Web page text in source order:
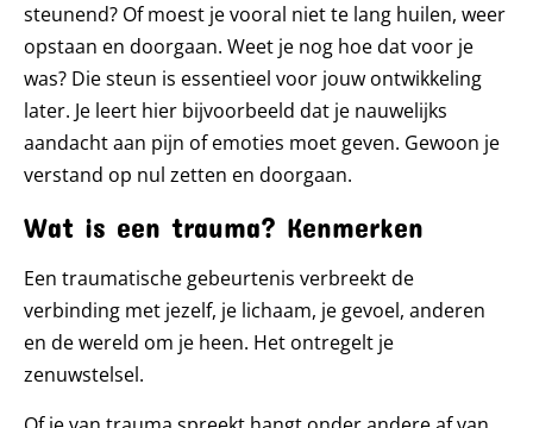
steunend? Of moest je vooral niet te lang huilen, weer
opstaan en doorgaan. Weet je nog hoe dat voor je
was? Die steun is essentieel voor jouw ontwikkeling
later. Je leert hier bijvoorbeeld dat je nauwelijks
aandacht aan pijn of emoties moet geven. Gewoon je
verstand op nul zetten en doorgaan.
Wat is een trauma? Kenmerken
Een traumatische gebeurtenis verbreekt de
verbinding met jezelf, je lichaam, je gevoel, anderen
en de wereld om je heen. Het ontregelt je
zenuwstelsel.